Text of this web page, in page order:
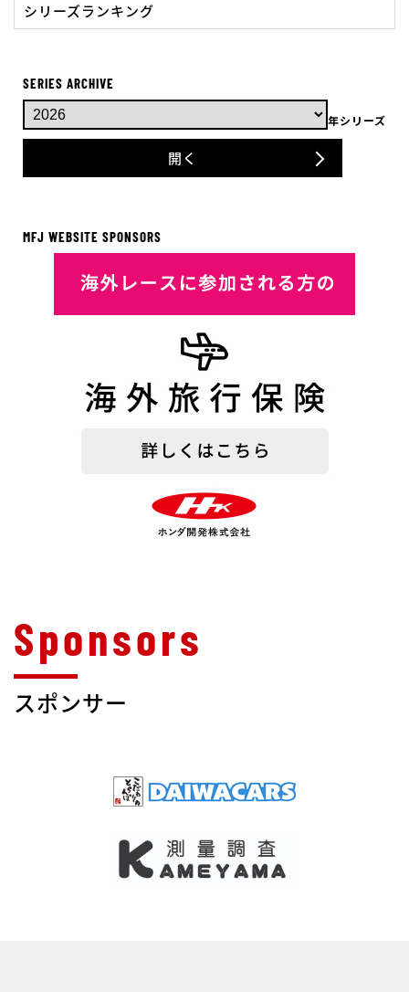
シリーズランキング
SERIES ARCHIVE
年シリーズ
開く
MFJ WEBSITE SPONSORS
スポンサー